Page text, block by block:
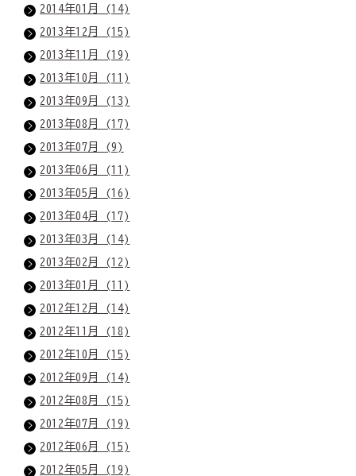
2014年01月 (14)
2013年12月 (15)
2013年11月 (19)
2013年10月 (11)
2013年09月 (13)
2013年08月 (17)
2013年07月 (9)
2013年06月 (11)
2013年05月 (16)
2013年04月 (17)
2013年03月 (14)
2013年02月 (12)
2013年01月 (11)
2012年12月 (14)
2012年11月 (18)
2012年10月 (15)
2012年09月 (14)
2012年08月 (15)
2012年07月 (19)
2012年06月 (15)
2012年05月 (19)